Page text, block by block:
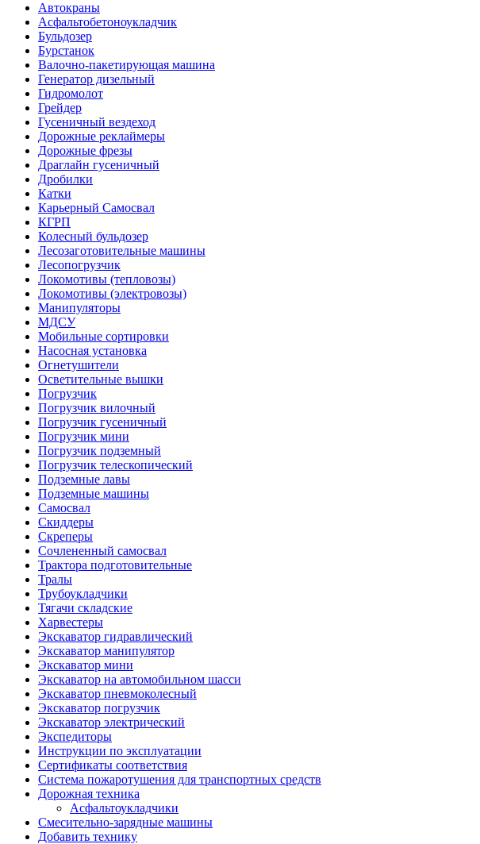
Автокраны
Асфальтобетоноукладчик
Бульдозер
Бурстанок
Валочно-пакетирующая машина
Генератор дизельный
Гидромолот
Грейдер
Гусеничный вездеход
Дорожные реклаймеры
Дорожные фрезы
Драглайн гусеничный
Дробилки
Катки
Карьерный Самосвал
КГРП
Колесный бульдозер
Лесозаготовительные машины
Лесопогрузчик
Локомотивы (тепловозы)
Локомотивы (электровозы)
Манипуляторы
МДСУ
Мобильные сортировки
Насосная установка
Огнетушители
Осветительные вышки
Погрузчик
Погрузчик вилочный
Погрузчик гусеничный
Погрузчик мини
Погрузчик подземный
Погрузчик телескопический
Подземные лавы
Подземные машины
Самосвал
Скиддеры
Скреперы
Сочлененный самосвал
Трактора подготовительные
Тралы
Трубоукладчики
Тягачи складские
Харвестеры
Экскаватор гидравлический
Экскаватор манипулятор
Экскаватор мини
Экскаватор на автомобильном шасси
Экскаватор пневмоколесный
Экскаватор погрузчик
Экскаватор электрический
Экспедиторы
Инструкции по эксплуатации
Сертификаты соответствия
Система пожаротушения для транспортных средств
Дорожная техника
Асфальтоукладчики
Смесительно-зарядные машины
Добавить технику